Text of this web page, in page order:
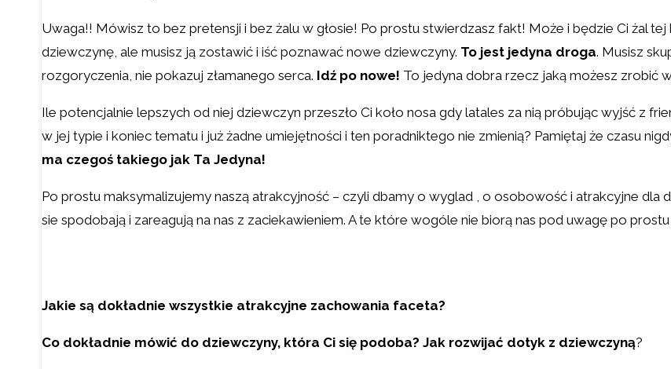
Uwaga!! Mówisz to bez pretensji i bez żalu w głosie! Po prostu stwierdzasz fakt! Może i będzie Ci żal
dziewczynę, ale musisz ją zostawić i iść poznawać nowe dziewczyny. To jest jedyna droga. Musisz
rozgoryczenia, nie pokazuj złamanego serca. Idź po nowe! To jedyna dobra rzecz jaką możesz zrobić
Ile potencjalnie lepszych od niej dziewczyn przeszło Ci koło nosa gdy latales za nią próbując wyjść z
w jej typie i koniec tematu i już żadne umiejętności i ten poradniktego nie zmienią? Pamiętaj że czasu
ma czegoś takiego jak Ta Jedyna!
Po prostu maksymalizujemy naszą atrakcyjność – czyli dbamy o wyglad , o osobowość i atrakcyjne dla
sie spodobają i zareagują na nas z zaciekawieniem. A te które wogóle nie biorą nas pod uwagę po
Jakie są dokładnie wszystkie atrakcyjne zachowania faceta?
Co dokładnie mówić do dziewczyny, która Ci się podoba? Jak rozwijać dotyk z dziewczyną?